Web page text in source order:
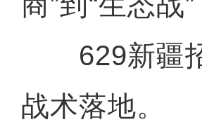
629新疆招
战术落地。